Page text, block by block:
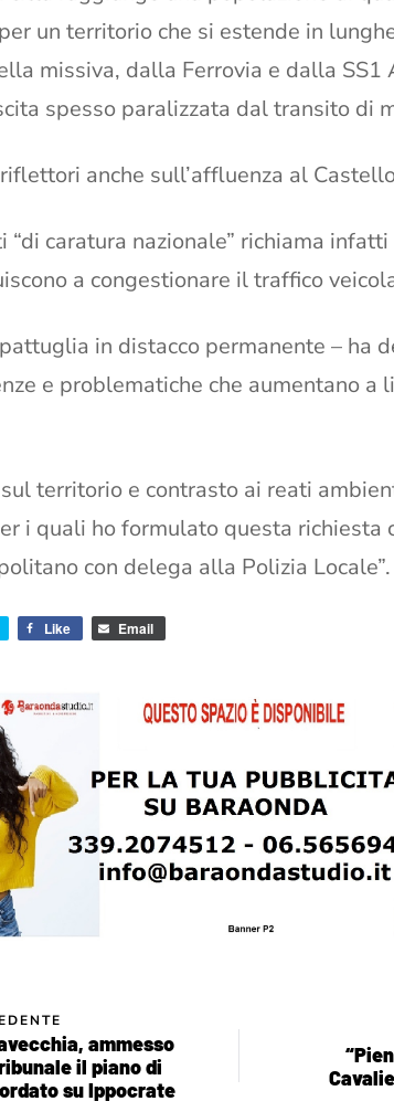
un territorio che si estende in
missiva, dalla Ferrovia e dalla SS1
spesso paralizzata dal transito di
anche sull’affluenza al
“di caratura nazionale” richiama
a congestionare il traffico
in distacco permanente – ha
e problematiche che aumentano a
territorio e contrasto ai reati
i quali ho formulato questa richiesta
con delega alla Polizia Locale”.
Like Email
ammesso
il piano di
su Ippocrate